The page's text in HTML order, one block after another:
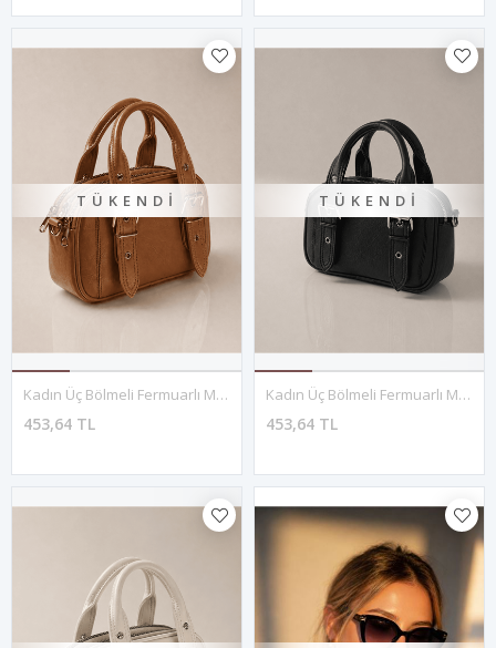
TÜKENDI
Kadın Üç Bölmeli Fermuarlı Mini Çanta Günlük El Ve Omuz Modeli- TABA
453,64 TL
TÜKENDI
Kadın Üç Bölmeli Fermuarlı Mini Çanta Günlük El Ve Omuz Modeli-SİYAH
453,64 TL